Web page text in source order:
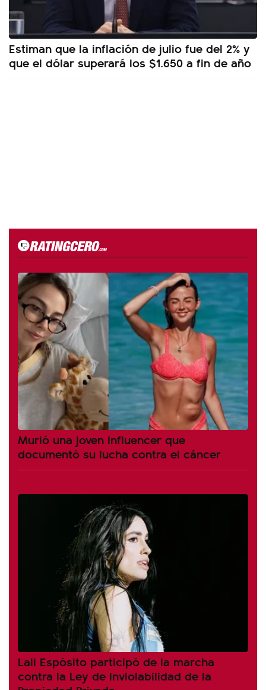
Estiman que la inflación de julio fue del 2% y
que el dólar superará los $1.650 a fin de año
Murió una joven influencer que
documentó su lucha contra el cáncer
Lali Espósito participó de la marcha
contra la Ley de Inviolabilidad de la